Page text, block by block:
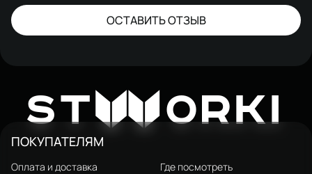
ОСТАВИТЬ ОТЗЫВ
STW ORKI
ПОКУПАТЕЛЯМ
Оплата и доставка
Где посмотреть